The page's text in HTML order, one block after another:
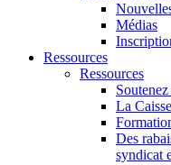
Médias
Ressources
Ressources
La
Des
syndicat